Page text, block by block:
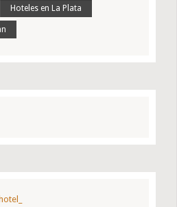
Hoteles en La Plata